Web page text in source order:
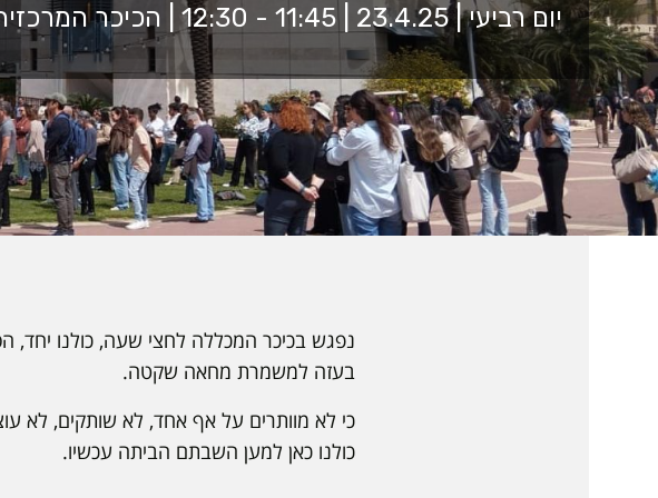
יום רביעי | 23.4.25 | 11:45 - 12:30 | הכיכר המרכזית
נפגש בכיכר המכללה לחצי שעה, כולנו יחד,
בעזה למשמרת מחאה שקטה.
כי לא מוותרים על אף אחד, לא שותקים, לא
כולנו כאן למען השבתם הביתה עכשיו.